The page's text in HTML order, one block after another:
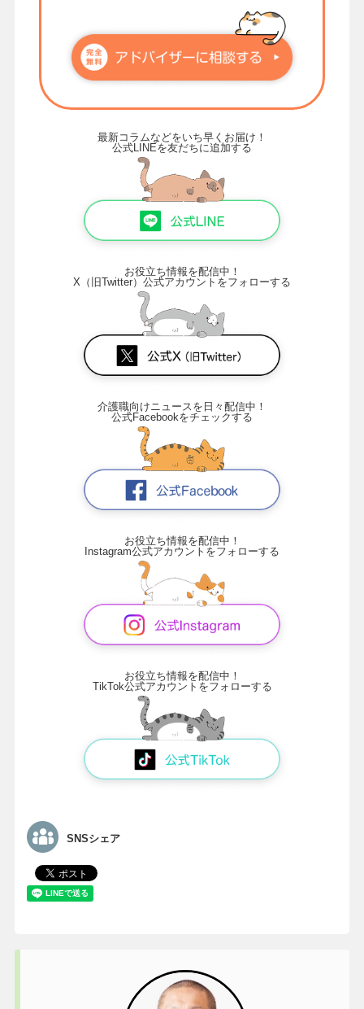
最新コラムなどをいち早くお届け！
公式LINEを友だちに追加する
お役立ち情報を配信中！
X（旧Twitter）公式アカウントをフォローする
介護職向けニュースを日々配信中！
公式Facebookをチェックする
お役立ち情報を配信中！
Instagram公式アカウントをフォローする
お役立ち情報を配信中！
TikTok公式アカウントをフォローする
SNSシェア